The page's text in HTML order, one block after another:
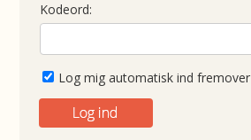
Kodeord:
Log mig automatisk ind fremover